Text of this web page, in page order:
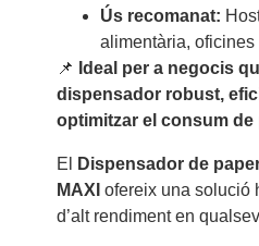
Ús recomanat:
alimentària,
📌 Ideal per a negocis
dispensador robust,
optimitzar el consum de
El
Dispensador de
MAXI ofereix una solució
d’alt rendiment en